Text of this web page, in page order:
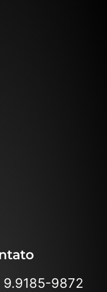
9.9185-9872